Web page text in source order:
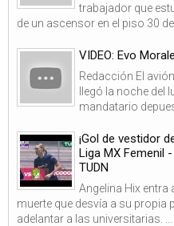
trabajador que
de un ascensor en el piso 30 de
VIDEO: Evo
Redacción El
llegó la noche del
mandatario
¡Gol de vestidor
Liga MX Femenil
TUDN
Angelina Hix entra
muerte que desvía a su propia
adelantar a las universitarias. ...